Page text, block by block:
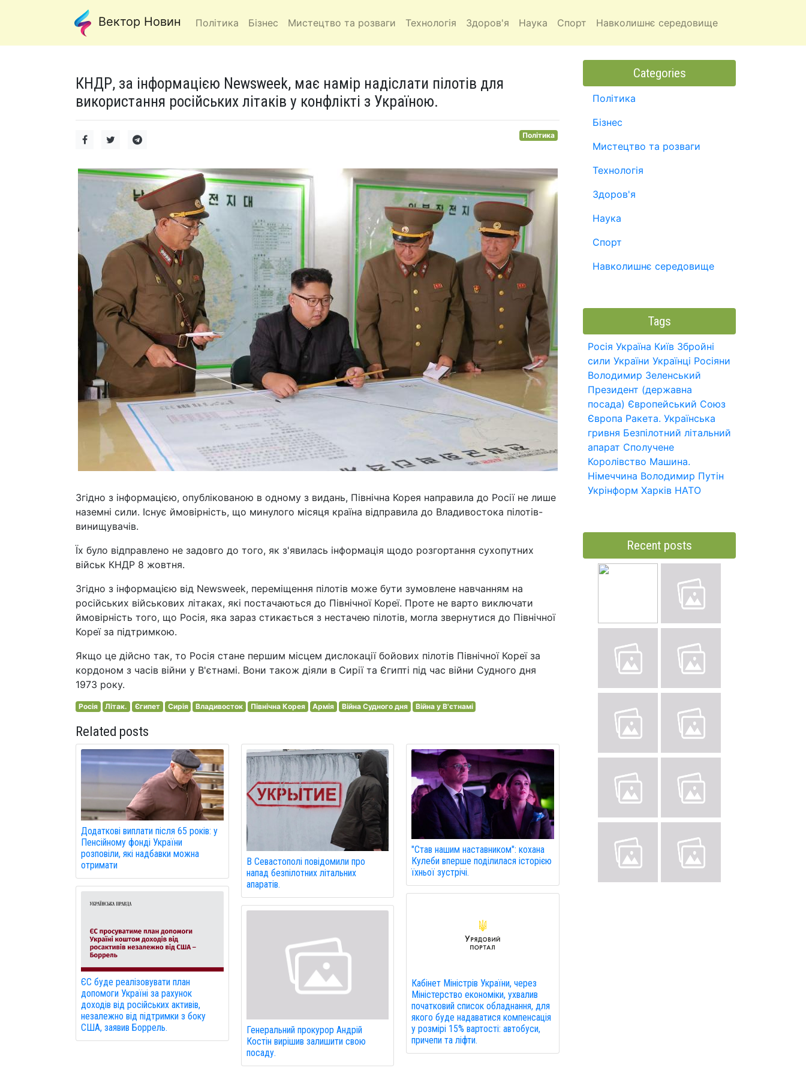
Вектор Новин Політика Бізнес Мистецтво та розваги Технологія Здоров'я Наука Спорт Навколишнє середовище
КНДР, за інформацією Newsweek, має намір надіслати пілотів для
використання російських літаків у конфлікті з Україною.
Політика
Згідно з інформацією, опублікованою в одному з видань, Північна Корея направила до Росії не лише
наземні сили. Існує ймовірність, що минулого місяця країна відправила до Владивостока пілотів-
винищувачів.
Їх було відправлено не задовго до того, як з'явилась інформація щодо розгортання сухопутних
військ КНДР 8 жовтня.
Згідно з інформацією від Newsweek, переміщення пілотів може бути зумовлене навчанням на
російських військових літаках, які постачаються до Північної Кореї. Проте не варто виключати
ймовірність того, що Росія, яка зараз стикається з нестачею пілотів, могла звернутися до Північної
Кореї за підтримкою.
Якщо це дійсно так, то Росія стане першим місцем дислокації бойових пілотів Північної Кореї за
кордоном з часів війни у В'єтнамі. Вони також діяли в Сирії та Єгипті під час війни Судного дня
1973 року.
Росія Літак. Єгипет Сирія Владивосток Північна Корея Армія Війна Судного дня Війна у В'єтнамі
Related posts
Додаткові виплати після 65 років: у
Пенсійному фонді України
розповіли, які надбавки можна
отримати
ЄС буде реалізовувати план
допомоги Україні за рахунок
доходів від російських активів,
незалежно від підтримки з боку
США, заявив Боррель.
В Севастополі повідомили про
напад безпілотних літальних
апаратів.
Генеральний прокурор Андрій
Костін вирішив залишити свою
посаду.
"Став нашим наставником": кохана
Кулеби вперше поділилася історією
їхньої зустрічі.
Кабінет Міністрів України, через
Міністерство економіки, ухвалив
початковий список обладнання, для
якого буде надаватися компенсація
у розмірі 15% вартості: автобуси,
причепи та ліфти.
Categories
Політика
Бізнес
Мистецтво та розваги
Технологія
Здоров'я
Наука
Спорт
Навколишнє середовище
Tags
Росія Україна Київ Збройні
сили України Українці Росіяни
Володимир Зеленський
Президент (державна
посада) Європейський Союз
Європа Ракета. Українська
гривня Безпілотний літальний
апарат Сполучене
Королівство Машина.
Німеччина Володимир Путін
Укрінформ Харків НАТО
Recent posts